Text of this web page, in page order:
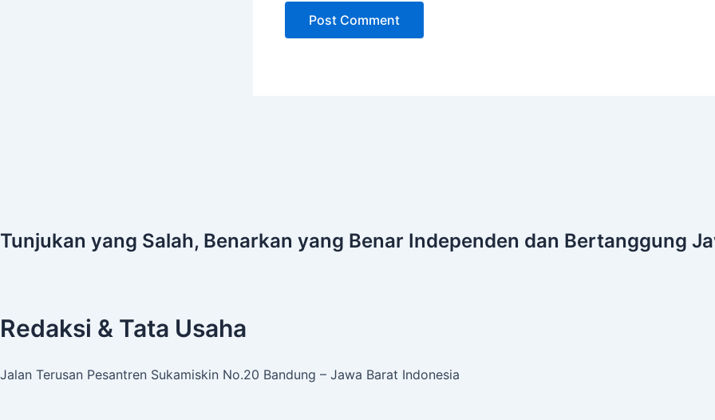
Tunjukan yang Salah, Benarkan yang Benar Independen dan Bertanggung
Redaksi & Tata Usaha
Jalan Terusan Pesantren Sukamiskin No.20 Bandung – Jawa Barat Indonesia